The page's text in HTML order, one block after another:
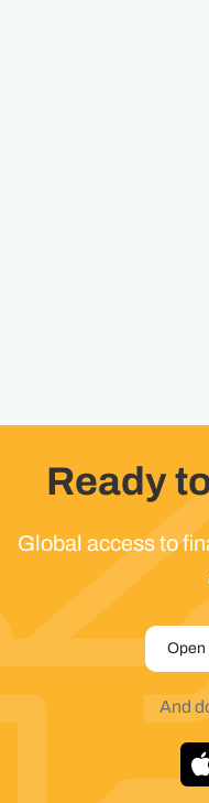
Ready
Global access to
Open
And